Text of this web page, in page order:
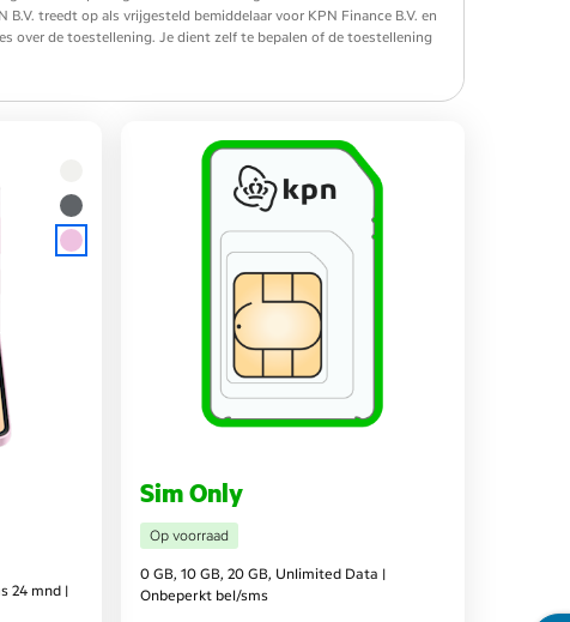
B.V. treedt op als vrijgesteld bemiddelaar voor KPN Finance B.V. en
over de toestellening. Je dient zelf te bepalen of de toestellening
24 mnd |
Sim Only
Op voorraad
0 GB, 10 GB, 20 GB, Unlimited Data |
Onbeperkt bel/sms